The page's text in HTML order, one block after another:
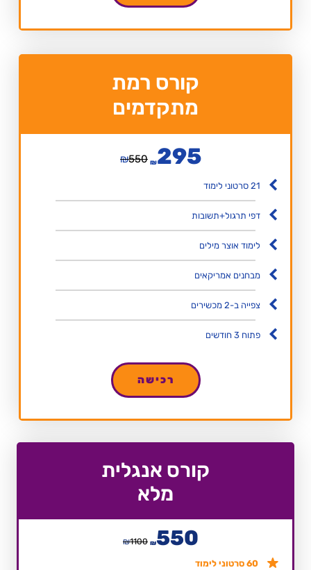
קורס רמת
מתקדמים
₪550 ₪295
21 סרטוני לימוד
דפי תרגול+תשובות
לימוד אוצר מילים
מבחנים אמריקאים
צפייה ב-2 מכשירים
פתוח 3 חודשים
רכישה
קורס אנגלית
מלא
₪1100 ₪550
60 סרטוני לימוד